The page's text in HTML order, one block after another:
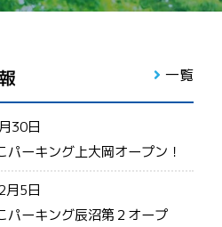
一覧
30日
パーキング上大岡オープン！
月5日
パーキング辰沼第２オープ